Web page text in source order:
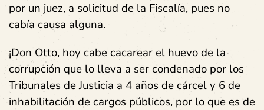
por un juez, a solicitud de la Fiscalía, pues no
cabía causa alguna.
¡Don Otto, hoy cabe cacarear el huevo de la
corrupción que lo lleva a ser condenado por los
Tribunales de Justicia a 4 años de cárcel y 6 de
inhabilitación de cargos públicos, por lo que es de